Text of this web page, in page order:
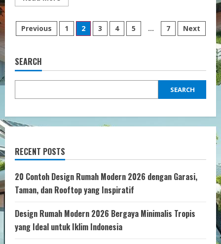
more
MinimalistLivingRoom
Elegan
&
Posts
Previous 1 2 3 4 5 … 7 Next
SEARCH
SEARCH
RECENT POSTS
20 Contoh Design Rumah Modern 2026 dengan Garasi,
Taman, dan Rooftop yang Inspiratif
Design Rumah Modern 2026 Bergaya Minimalis Tropis
yang Ideal untuk Iklim Indonesia